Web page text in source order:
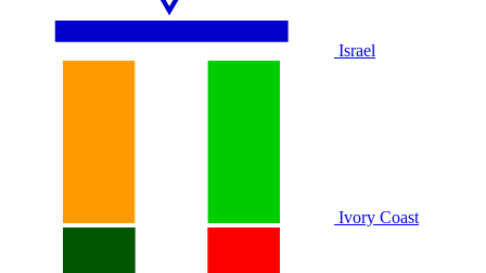
Israel
Ivory Coast